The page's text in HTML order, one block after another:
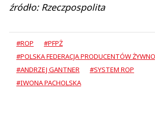
źródło: Rzeczpospolita
#ROP
#PFPŻ
#POLSKA FEDERACJA PRODUCENTÓW
#ANDRZEJ GANTNER
#SYSTEM ROP
#IWONA PACHOLSKA